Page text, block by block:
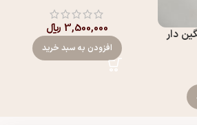
دار 3,500,000 ﷼
افزودن به سبد خرید